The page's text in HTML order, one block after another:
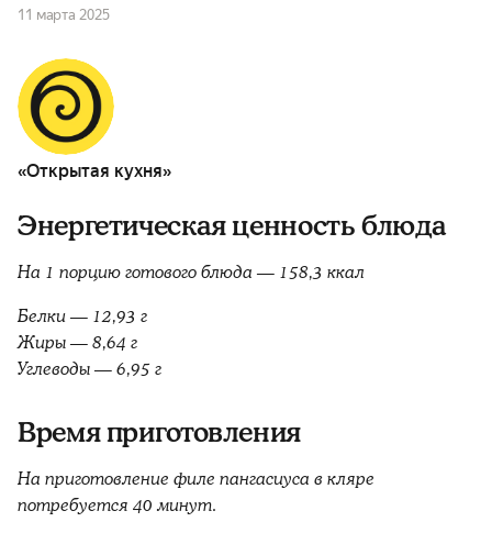
11 марта 2025
«Открытая кухня»
Энергетическая ценность блюда
На 1 порцию готового блюда — 158,3 ккал
Белки — 12,93 г
Жиры — 8,64 г
Углеводы — 6,95 г
Время приготовления
На приготовление филе пангасиуса в кляре
потребуется 40 минут.